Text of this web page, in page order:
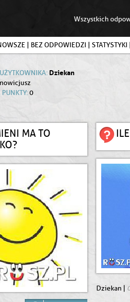
Wszystkich
| BEZ ODPOWIEDZI | STATYSTYKI
Dziekan
nowicjusz
0
MA TO
Dziekan |